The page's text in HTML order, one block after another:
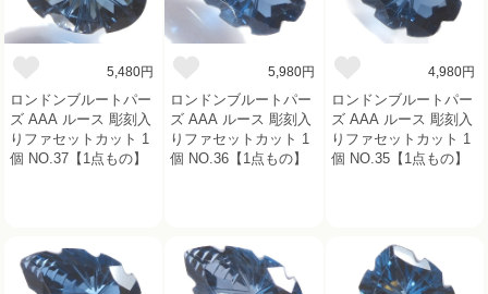
5,480円
ロンドンブルートパー
ズ AAA ルース 彫刻入
りファセットカット 1
個 NO.37【1点もの】
5,980円
ロンドンブルートパー
ズ AAA ルース 彫刻入
りファセットカット 1
個 NO.36【1点もの】
4,980円
ロンドンブルートパー
ズ AAA ルース 彫刻入
りファセットカット 1
個 NO.35【1点もの】